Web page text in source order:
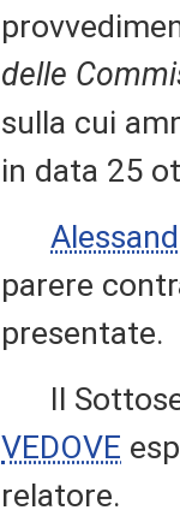
delle
sulla cui
in data 25
parere
presentate.
Il
VEDOVE
relatore.